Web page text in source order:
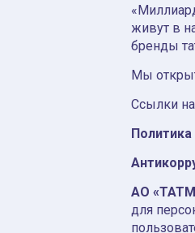
живут в
бренды
Мы
Ссылки
АО
для